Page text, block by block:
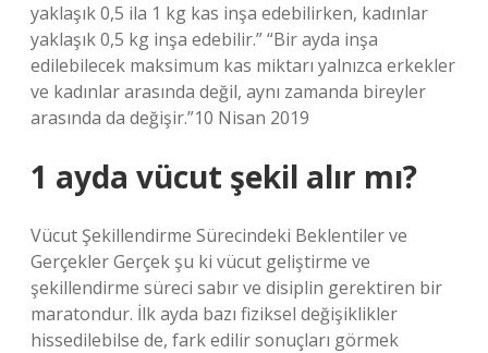
yaklaşık 0,5 ila 1 kg kas inşa edebilirken, kadınlar
yaklaşık 0,5 kg inşa edebilir.” “Bir ayda inşa
edilebilecek maksimum kas miktarı yalnızca erkekler
ve kadınlar arasında değil, aynı zamanda bireyler
arasında da değişir.”10 Nisan 2019
1 ayda vücut şekil alır mı?
Vücut Şekillendirme Sürecindeki Beklentiler ve
Gerçekler Gerçek şu ki vücut geliştirme ve
şekillendirme süreci sabır ve disiplin gerektiren bir
maratondur. İlk ayda bazı fiziksel değişiklikler
hissedilebilse de, fark edilir sonuçları görmek